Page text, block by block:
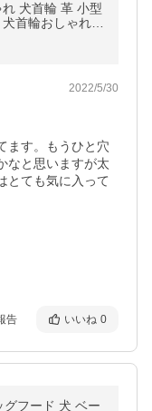
犬首輪 革 小型
首輪おしゃれ
輪 ドッグカラー
2022/5/30
ます。もうひと穴
なと思いますが太
とても気に入って
告 いいね 0
フード 犬 ベー